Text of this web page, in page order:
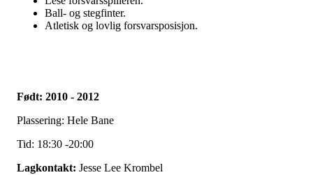
Ball- og stegfinter.
Atletisk og lovlig forsvarsposisjon.
Født: 2010 - 2012
Plassering: Hele Bane
Tid: 18:30 -20:00
Lagkontakt: Jesse Lee Krombel